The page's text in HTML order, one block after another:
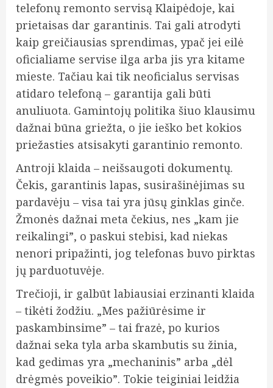
telefonų remonto servisą Klaipėdoje, kai
prietaisas dar garantinis. Tai gali atrodyti
kaip greičiausias sprendimas, ypač jei eilė
oficialiame servise ilga arba jis yra kitame
mieste. Tačiau kai tik neoficialus servisas
atidaro telefoną – garantija gali būti
anuliuota. Gamintojų politika šiuo klausimu
dažnai būna griežta, o jie ieško bet kokios
priežasties atsisakyti garantinio remonto.
Antroji klaida – neišsaugoti dokumentų.
Čekis, garantinis lapas, susirašinėjimas su
pardavėju – visa tai yra jūsų ginklas ginče.
Žmonės dažnai meta čekius, nes „kam jie
reikalingi”, o paskui stebisi, kad niekas
nenori pripažinti, jog telefonas buvo pirktas
jų parduotuvėje.
Trečioji, ir galbūt labiausiai erzinanti klaida
– tikėti žodžiu. „Mes pažiūrėsime ir
paskambinsime” – tai frazė, po kurios
dažnai seka tyla arba skambutis su žinia,
kad gedimas yra „mechaninis” arba „dėl
drėgmės poveikio”. Tokie teiginiai leidžia